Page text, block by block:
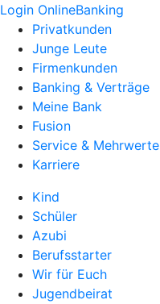
Login OnlineBanking
Privatkunden
Junge Leute
Firmenkunden
Banking & Verträge
Meine Bank
Fusion
Service & Mehrwerte
Karriere
Kind
Schüler
Azubi
Berufsstarter
Wir für Euch
Jugendbeirat